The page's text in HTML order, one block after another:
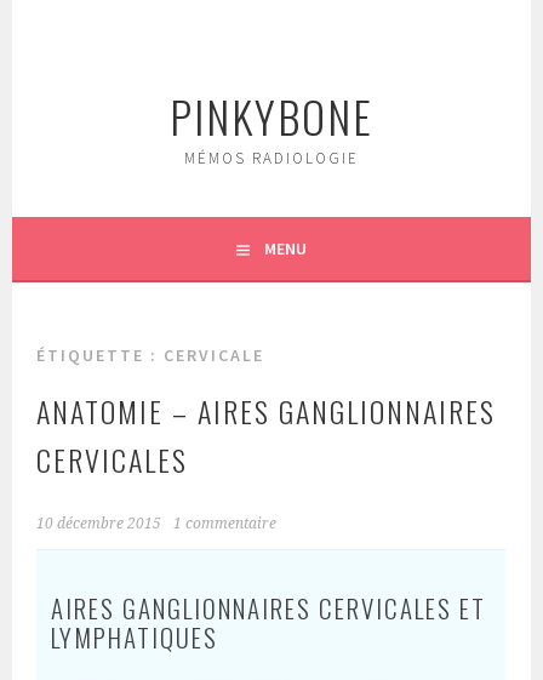
PINKYBONE
MÉMOS RADIOLOGIE
MENU
ÉTIQUETTE : CERVICALE
ANATOMIE – AIRES GANGLIONNAIRES
CERVICALES
10 décembre 2015 1 commentaire
AIRES GANGLIONNAIRES CERVICALES ET
LYMPHATIQUES